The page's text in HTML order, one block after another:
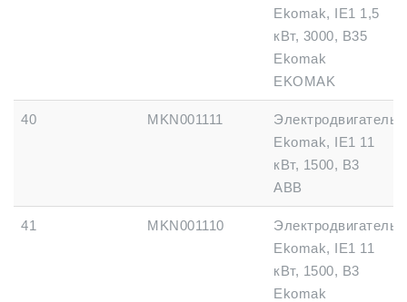
Ekomak, IE1 1,5
кВт, 3000, B35
Ekomak
EKOMAK
40 MKN001111
Электродвигатель
Ekomak, IE1 11
кВт, 1500, B3
ABB
41 MKN001110
Электродвигатель
Ekomak, IE1 11
кВт, 1500, B3
Ekomak